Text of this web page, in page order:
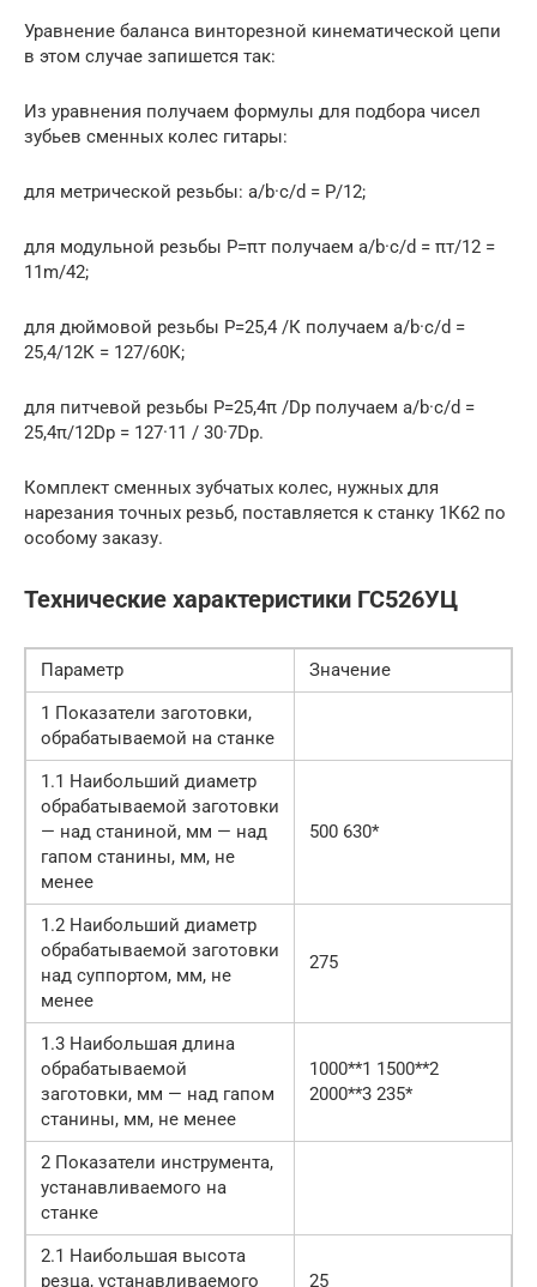
Уравнение баланса винторезной кинематической цепи
в этом случае запишется так:
Из уравнения получаем формулы для подбора чисел
зубьев сменных колес гитары:
для метрической резьбы: a/b·c/d = P/12;
для модульной резьбы Р=πт получаем a/b·c/d = πт/12 =
11m/42;
для дюймовой резьбы P=25,4 /К получаем a/b·c/d =
25,4/12К = 127/60К;
для питчевой резьбы P=25,4π /Dp получаем a/b·c/d =
25,4π/12Dp = 127·11 / 30·7Dp.
Комплект сменных зубчатых колес, нужных для
нарезания точных резьб, поставляется к станку 1К62 по
особому заказу.
Технические характеристики ГС526УЦ
Параметр
Значение
1 Показатели заготовки,
обрабатываемой на станке
1.1 Наибольший диаметр
обрабатываемой заготовки
— над станиной, мм — над
гапом станины, мм, не
менее
500 630*
1.2 Наибольший диаметр
обрабатываемой заготовки
над суппортом, мм, не
менее
275
1.3 Наибольшая длина
обрабатываемой
заготовки, мм — над гапом
станины, мм, не менее
1000**1 1500**2
2000**3 235*
2 Показатели инструмента,
устанавливаемого на
станке
2.1 Наибольшая высота
резца, устанавливаемого
25